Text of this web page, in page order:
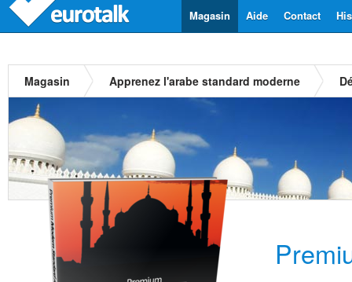
Contact
Aide
Magasin
Magasin Apprenez l'arabe standard moderne